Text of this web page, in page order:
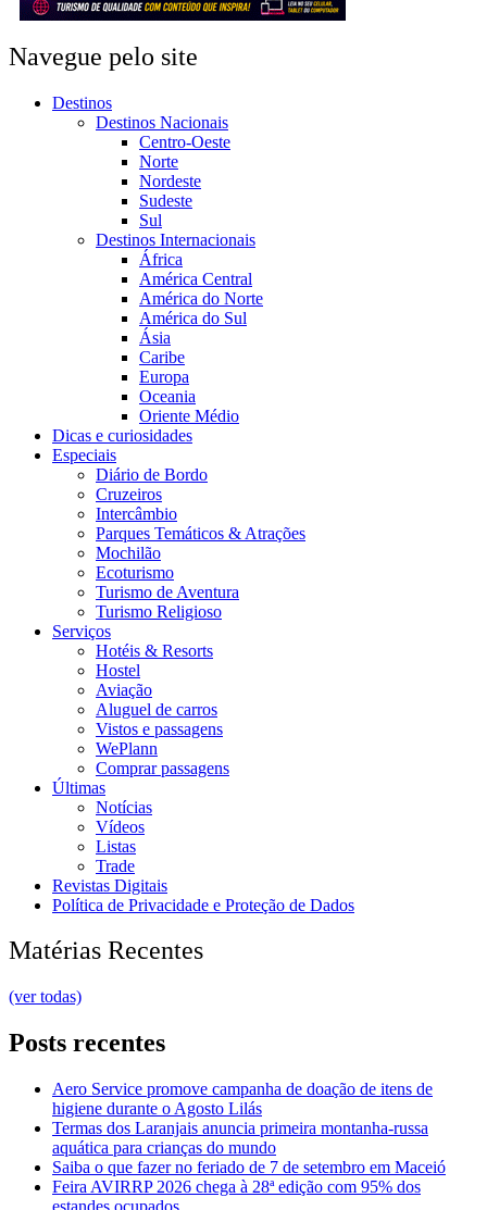
Navegue pelo site
Destinos
Destinos Nacionais
Centro-Oeste
Norte
Nordeste
Sudeste
Sul
Destinos Internacionais
África
América Central
América do Norte
América do Sul
Ásia
Caribe
Europa
Oceania
Oriente Médio
Dicas e curiosidades
Especiais
Diário de Bordo
Cruzeiros
Intercâmbio
Parques Temáticos & Atrações
Mochilão
Ecoturismo
Turismo de Aventura
Turismo Religioso
Serviços
Hotéis & Resorts
Hostel
Aviação
Aluguel de carros
Vistos e passagens
WePlann
Comprar passagens
Últimas
Notícias
Vídeos
Listas
Trade
Revistas Digitais
Política de Privacidade e Proteção de Dados
Matérias Recentes
(ver todas)
Posts recentes
Aero Service promove campanha de doação de itens de
higiene durante o Agosto Lilás
Termas dos Laranjais anuncia primeira montanha-russa
aquática para crianças do mundo
Saiba o que fazer no feriado de 7 de setembro em Maceió
Feira AVIRRP 2026 chega à 28ª edição com 95% dos